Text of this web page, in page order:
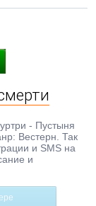
- Пустыня
Вестерн. Так
и SMS на
и